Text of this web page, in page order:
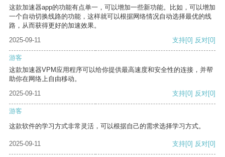
这款加速器app的功能有点单一，可以增加一些新功能。比如，可以增加
一个自动切换线路的功能，这样就可以根据网络情况自动选择最优的线
路，从而获得更好的加速效果。
2025-09-11
支持[0] 反对[0]
游客
这款加速器VPM应用程序可以给你提供最高速度和安全性的连接，并帮
助你在网络上自由移动。
2025-09-11
支持[0] 反对[0]
游客
这款软件的学习方式非常灵活，可以根据自己的需求选择学习方式。
2025-09-11 支持[0] 反对[0]